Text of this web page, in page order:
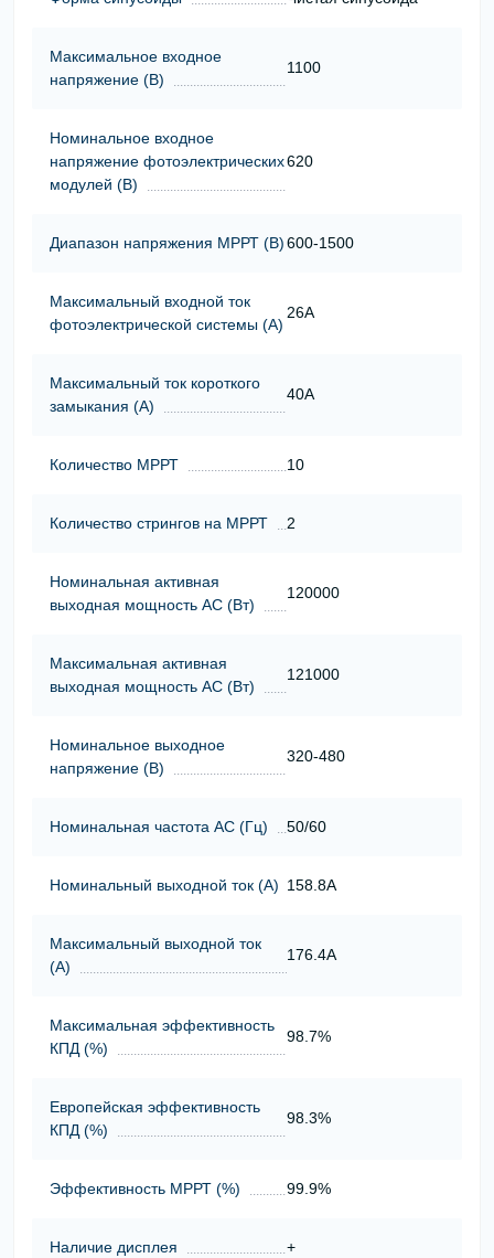
Максимальное входное
напряжение (В)
1100
Номинальное входное
напряжение фотоэлектрических
модулей (В)
620
Диапазон напряжения МРРТ (В)600-1500
Максимальный входной ток
фотоэлектрической системы (А)
26A
Максимальный ток короткого
замыкания (А)
40А
Количество МРРТ 10
Количество стрингов на МРРТ 2
Номинальная активная
выходная мощность АС (Вт)
120000
Максимальная активная
выходная мощность АС (Вт)
121000
Номинальное выходное
напряжение (В)
320-480
Номинальная частота АС (Гц) 50/60
Номинальный выходной ток (А) 158.8А
Максимальный выходной ток
(А)
176.4А
Максимальная эффективность
КПД (%)
98.7%
Европейская эффективность
КПД (%)
98.3%
Эффективность МРРТ (%) 99.9%
Наличие дисплея +